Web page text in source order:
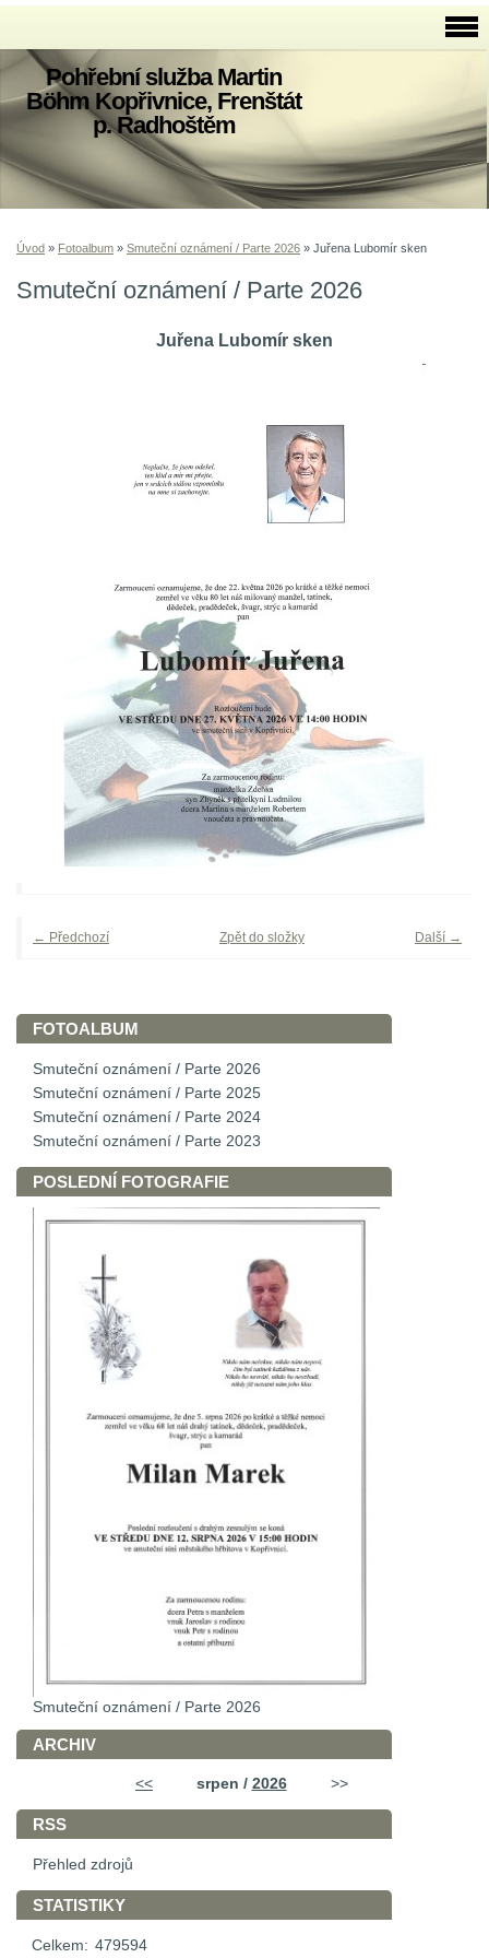
Pohřební služba Martin
Böhm Kopřivnice, Frenštát
p. Radhoštěm
Úvod » Fotoalbum » Smuteční oznámení / Parte 2026 » Juřena Lubomír sken
Smuteční oznámení / Parte 2026
Juřena Lubomír sken
← Předchozí Další →
Zpět do složky
FOTOALBUM
Smuteční oznámení / Parte 2026
Smuteční oznámení / Parte 2025
Smuteční oznámení / Parte 2024
Smuteční oznámení / Parte 2023
POSLEDNÍ FOTOGRAFIE
Smuteční oznámení / Parte 2026
ARCHIV
<< srpen / 2026 >>
RSS
Přehled zdrojů
STATISTIKY
Celkem: 479594